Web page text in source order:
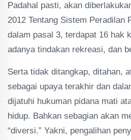
Padahal pasti, akan
2012 Tentang Sistem Peradilan
dalam pasal 3, terdapat 16 hak
adanya tindakan rekreasi, dan
Serta tidak ditangkap, ditahan,
sebagai upaya terakhir dan
dijatuhi hukuman pidana mati
hidup. Bahkan sebagian akan
“diversi.” Yakni, pengalihan